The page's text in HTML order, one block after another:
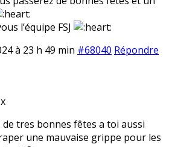
l’équipe FSJ
à 23 h 49 min #68040 Répondre
tres bonnes fêtes a toi aussi
une mauvaise grippe pour les